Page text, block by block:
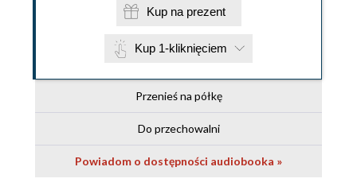
Kup na prezent
Kup 1-kliknięciem
Przenieś na półkę
Do przechowalni
Powiadom o dostępności audiobooka »